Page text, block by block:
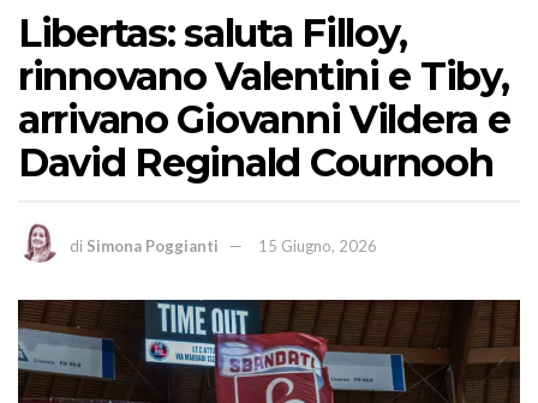
Libertas: saluta Filloy,
rinnovano Valentini e Tiby,
arrivano Giovanni Vildera e
David Reginald Cournooh
di Simona Poggianti 15 Giugno, 2026